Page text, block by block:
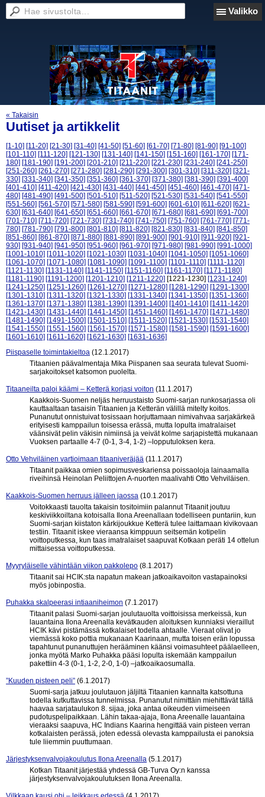
Valikko
« Takaisin
Uutiset ja artikkelit
[1-10] [11-20] [21-30] [31-40] [41-50] [51-60] [61-70] [71-80] [81-90] [91-100]
[101-110] [111-120] [121-130] [131-140] [141-150] [151-160] [161-170] [171-
180] [181-190] [191-200] [201-210] [211-220] [221-230] [231-240] [241-250]
[251-260] [261-270] [271-280] [281-290] [291-300] [301-310] [311-320] [321-
330] [331-340] [341-350] [351-360] [361-370] [371-380] [381-390] [391-400]
[401-410] [411-420] [421-430] [431-440] [441-450] [451-460] [461-470] [471-
480] [481-490] [491-500] [501-510] [511-520] [521-530] [531-540] [541-550]
[551-560] [561-570] [571-580] [581-590] [591-600] [601-610] [611-620] [621-
630] [631-640] [641-650] [651-660] [661-670] [671-680] [681-690] [691-700]
[701-710] [711-720] [721-730] [731-740] [741-750] [751-760] [761-770] [771-
780] [781-790] [791-800] [801-810] [811-820] [821-830] [831-840] [841-850]
[851-860] [861-870] [871-880] [881-890] [891-900] [901-910] [911-920] [921-
930] [931-940] [941-950] [951-960] [961-970] [971-980] [981-990] [991-1000]
[1001-1010] [1011-1020] [1021-1030] [1031-1040] [1041-1050] [1051-1060]
[1061-1070] [1071-1080] [1081-1090] [1091-1100] [1101-1110] [1111-1120]
[1121-1130] [1131-1140] [1141-1150] [1151-1160] [1161-1170] [1171-1180]
[1181-1190] [1191-1200] [1201-1210] [1211-1220] [1221-1230] [1231-1240]
[1241-1250] [1251-1260] [1261-1270] [1271-1280] [1281-1290] [1291-1300]
[1301-1310] [1311-1320] [1321-1330] [1331-1340] [1341-1350] [1351-1360]
[1361-1370] [1371-1380] [1381-1390] [1391-1400] [1401-1410] [1411-1420]
[1421-1430] [1431-1440] [1441-1450] [1451-1460] [1461-1470] [1471-1480]
[1481-1490] [1491-1500] [1501-1510] [1511-1520] [1521-1530] [1531-1540]
[1541-1550] [1551-1560] [1561-1570] [1571-1580] [1581-1590] [1591-1600]
[1601-1610] [1611-1620] [1621-1630] [1631-1636]
Piispaselle toimintakieltoa (12.1.2017)
Titaanien päävalmentaja Mika Piispanen saa seurata tulevat Suomi-
sarjakoitokset katsomon puolelta.
Titaaneilta paloi käämi – Ketterä korjasi voiton (11.1.2017)
Kaakkois-Suomen neljäs herruustaisto Suomi-sarjan runkosarjassa oli
kauttaaltaan tasaisin Titaanien ja Ketterän välillä mitelty koitos.
Punanutut onnistuivat tosissaan horjuttamaan nimivahvaa sarjakärkeä
erityisesti kamppailun toisessa erässä, mutta lopulta imatralaiset
väänsivät pelin väkisin nimiinsä ja veivät kolme sarjapistettä mukanaan
Vuoksen partaalle 4-7 (0-1, 3-4, 1-2) –lopputuloksen kera.
Otto Vehviläinen vartioimaan titaaniveräjää (11.1.2017)
Titaanit paikkaa omien sopimusveskariensa poissaoloja lainaamalla
riveihinsä Heinolan Peliittojen A-nuorten maalivahti Otto Vehviläisen.
Kaakkois-Suomen herruus jälleen jaossa (10.1.2017)
Voitokkaasti tauolta takaisin tositoimiin palannut Titaanit joutuu
keskiviikkoiltana kotoisalla Ilona Areenallaan todelliseen puntariin, kun
Suomi-sarjan kiistaton kärkijoukkue Ketterä tulee laittamaan kivikovaan
testiin. Titaanit iskee vieraansa kimppuun seitsemän kotipelin
voittoputkessa, kun taas imatralaiset saapuvat Kotkaan peräti 14 ottelun
mittaisessa voittoputkessa.
Myyryläiselle vähintään viikon pakkolepo (8.1.2017)
Titaanit sai HCIK:sta napatun makean jatkoaikavoiton vastapainoksi
myös jobinpostia.
Puhakka skalpeerasi intiaaniheimon (7.1.2017)
Titaanit palasi Suomi-sarjan joulutauolta voittoisissa merkeissä, kun
lauantaina Ilona Areenalla kevätkauden aloituksen kunniaksi vieraillut
HCIK kävi pistämässä kotkalaiset todella ahtaalle. Vieraat olivat jo
viemässä koko pottia mukanaan Kaarinaan, mutta toisen erän lopussa
tapahtunut punanuttujen herääminen käänsi voimasuhteet päälaelleen,
jonka myötä Marko Puhakka pääsi lopulta iskemään kamppailun
pakettiin 4-3 (0-1, 1-2, 2-0, 1-0) –jatkoaikaosumalla.
”Kuuden pisteen peli” (6.1.2017)
Suomi-sarja jatkuu joulutauon jäljiltä Titaanien kannalta katsottuna
todella kutkuttavissa tunnelmissa. Punanutut nimittäin miehittävät tällä
haavaa sarjataulukon 8. sijaa, joka antaa oikeuden viimeiseen
pudotuspelipaikkaan. Lähin takaa-ajaja, Ilona Areenalle lauantaina
vieraaksi saapuva, HC Indians Kaarina hengittää vain pisteen verran
kotkalaisten perässä, joten edessä olevasta kamppailusta ei panoksia
tule liiemmin puuttumaan.
Järjestyksenvalvojakoulutus Ilona Areenalla (5.1.2017)
Kotkan Titaanit järjestää yhdessä GB-Turva Oy:n kanssa
järjestyksenvalvojakoulutuksen Ilona Areenalla.